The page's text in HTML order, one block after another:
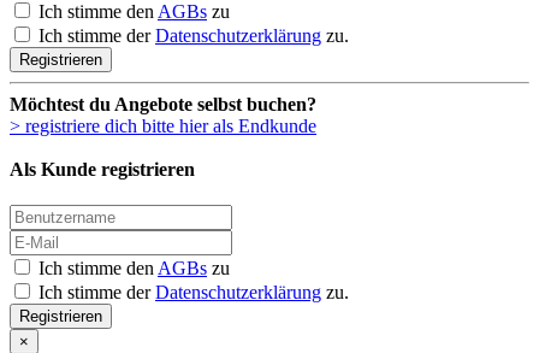
Ich stimme den AGBs zu
Ich stimme derDatenschutzerklärung zu.
Registrieren
Möchtest du Angebote selbst buchen?
> registriere dich bitte hier als Endkunde
Als Kunde registrieren
Ich stimme den AGBs zu
Ich stimme derDatenschutzerklärung zu.
Registrieren
×